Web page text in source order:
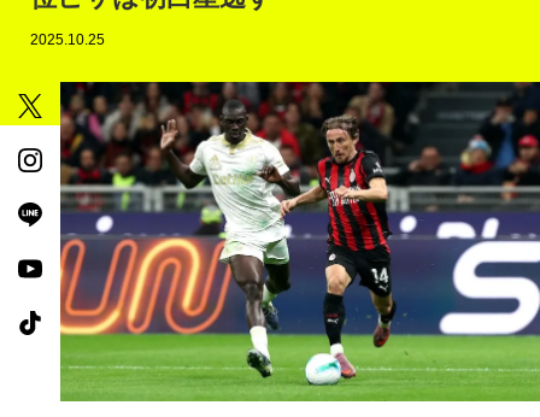
2025.10.25